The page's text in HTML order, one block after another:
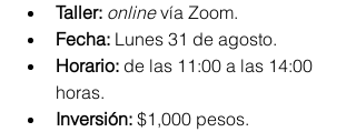
Taller: online vía Zoom.
Fecha: Lunes 31 de agosto.
Horario: de las 11:00 a las 14:00
horas.
Inversión: $1,000 pesos.